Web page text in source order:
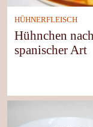
HÜHNERFLEISCH
Hühnchen nach
spanischer Art